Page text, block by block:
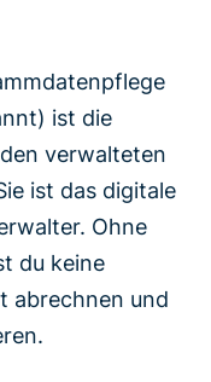
ist die
verwalteten
ist das digitale
Ohne
du keine
abrechnen und